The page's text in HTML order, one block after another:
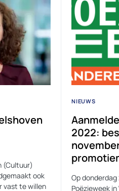
(Cultuur)
ook
vast te willen
NIEUWS
2022:
Op
Poëzieweek